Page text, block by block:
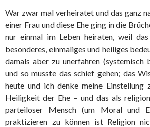
War zwar mal verheiratet und das ganz
einer Frau und diese Ehe ging in die
nur einmal im Leben heiraten, weil
besonderes, einmaliges und heiliges
damals aber zu unerfahren (systemisch
und so musste das schief gehen; das
heute und ich denke meine Einstellung
Heiligkeit der Ehe – und das als
parteiloser Mensch (um Moral und
praktizieren zu können ist Religion